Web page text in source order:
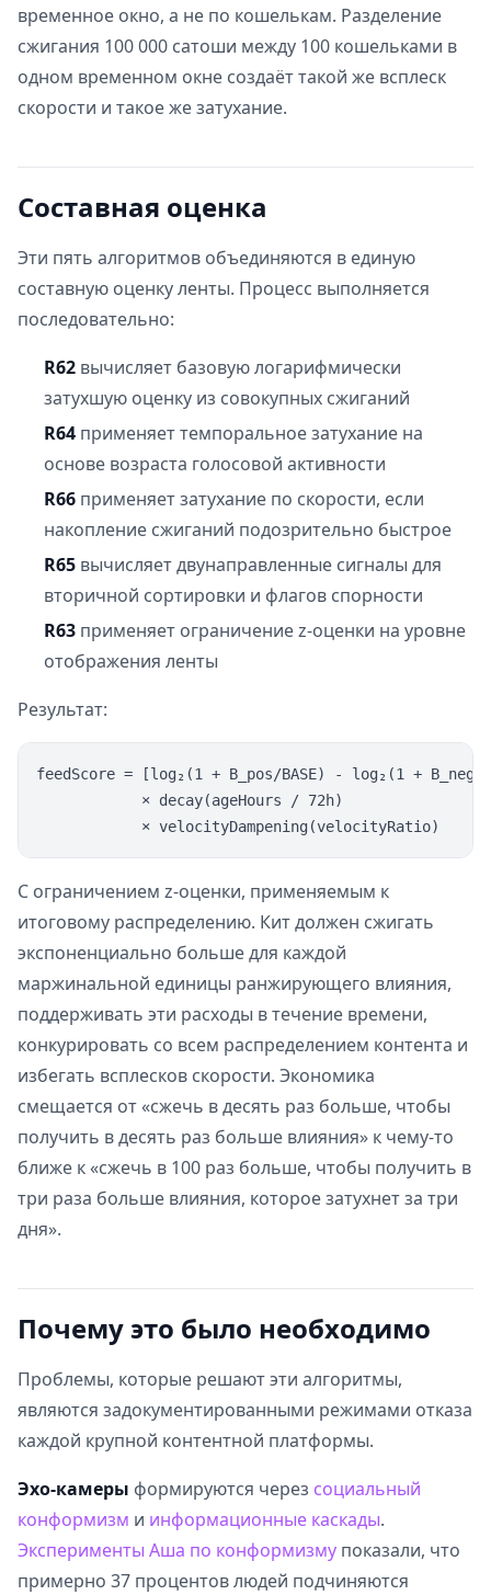
временное окно, а не по кошелькам. Разделение
сжигания 100 000 сатоши между 100 кошельками в
одном временном окне создаёт такой же всплеск
скорости и такое же затухание.
Составная оценка
Эти пять алгоритмов объединяются в единую
составную оценку ленты. Процесс выполняется
последовательно:
R62 вычисляет базовую логарифмически
затухшую оценку из совокупных сжиганий
R64 применяет темпоральное затухание на
основе возраста голосовой активности
R66 применяет затухание по скорости, если
накопление сжиганий подозрительно быстрое
R65 вычисляет двунаправленные сигналы для
вторичной сортировки и флагов спорности
R63 применяет ограничение z-оценки на уровне
отображения ленты
Результат:
feedScore = [log₂(1 + B_pos/BASE) - log₂(1 + B_neg/
            × decay(ageHours / 72h)
С ограничением z-оценки, применяемым к
итоговому распределению. Кит должен сжигать
экспоненциально больше для каждой
маржинальной единицы ранжирующего влияния,
поддерживать эти расходы в течение времени,
конкурировать со всем распределением контента и
избегать всплесков скорости. Экономика
смещается от «сжечь в десять раз больше, чтобы
получить в десять раз больше влияния» к чему-то
ближе к «сжечь в 100 раз больше, чтобы получить в
три раза больше влияния, которое затухнет за три
дня».
Почему это было необходимо
Проблемы, которые решают эти алгоритмы,
являются задокументированными режимами отказа
каждой крупной контентной платформы.
Эхо-камеры формируются через социальный
конформизм и информационные каскады.
Эксперименты Аша по конформизму показали, что
примерно 37 процентов людей подчиняются